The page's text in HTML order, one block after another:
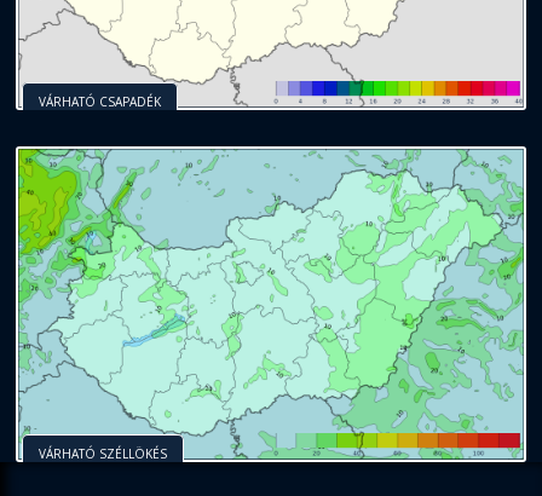
VÁRHATÓ CSAPADÉK
VÁRHATÓ SZÉLLÖKÉS